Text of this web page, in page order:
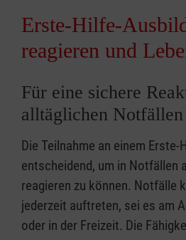
Erste-Hilfe-
reagieren und
Für eine sichere
alltäglichen Notfällen
Die Teilnahme an einem
entscheidend, um in Notfällen
reagieren zu können. Notfälle
jederzeit auftreten, sei es am
oder in der Freizeit. Die